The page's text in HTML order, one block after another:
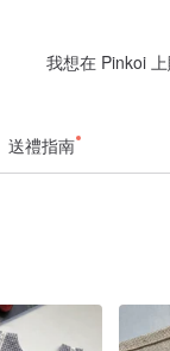
我想在 Pinkoi
送禮指南